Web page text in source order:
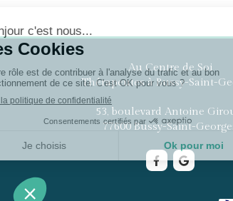
Au Centre de Soi
Thérapeutes à Bussy-Saint-
53, boulevard Antoine
77600 Bussy-Saint-